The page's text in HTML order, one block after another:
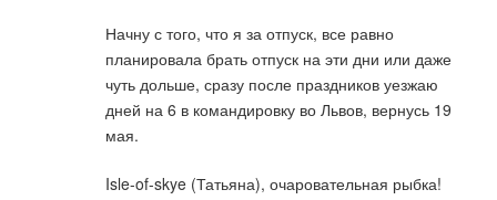
Начну с того, что я за отпуск, все равно
планировала брать отпуск на эти дни или даже
чуть дольше, сразу после праздников уезжаю
дней на 6 в командировку во Львов, вернусь 19
мая.
Isle-of-skye (Татьяна), очаровательная рыбка!